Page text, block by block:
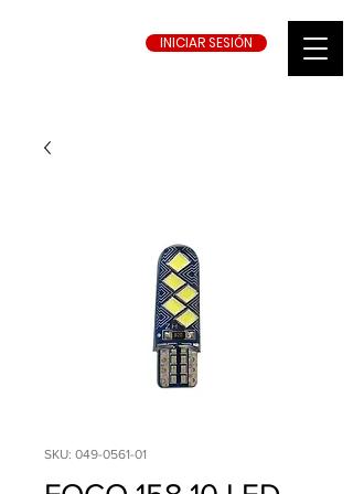
INICIAR SESIÓN
SKU: 049-0561-01